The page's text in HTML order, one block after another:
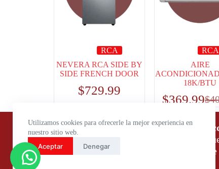
Utilizamos cookies para ofrecerle la mejor experiencia en
nuestro sitio web.
Aceptar Denegar
RCA
NEVERA RCA SIDE BY
SIDE FRENCH DOOR
$729.99
RCA
AIRE
18K/BTU
$
$369.99
Horario de atención:
Lunes a Viernes: 9:00 – 18:00
Sábados: 9:00 – 14:00